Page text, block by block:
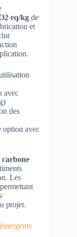
eq/kg de
et
avec
des
option avec
carbone
Les
permettant
projet.